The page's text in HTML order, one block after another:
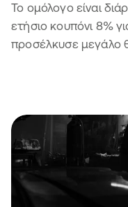
Το ομόλογο είναι
ετήσιο κουπόνι 8%
προσέλκυσε μεγάλο